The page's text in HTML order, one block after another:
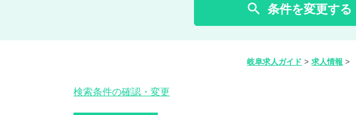
 条件を変更する
岐阜求人ガイド > 求人情報 >
検索条件の確認・変更